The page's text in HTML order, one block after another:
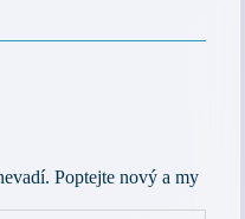
Poptejte nový a my